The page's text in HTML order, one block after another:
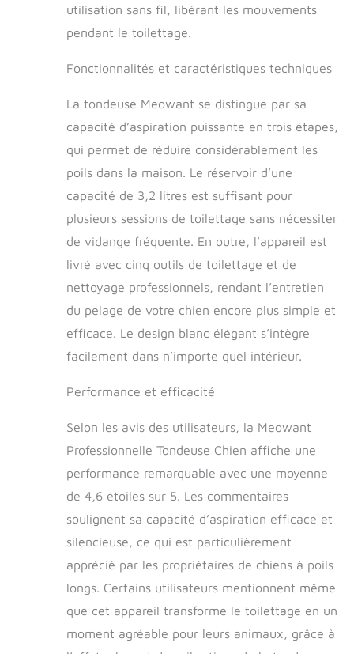
Animaux de
animaux de
Meowant comprend
outils de toilettage
professionnels pour
chiens, mais
de 3 niveaux
d'aspiration pour
poils d'animaux
errants, la
puissance
maximale est
d'environ 13 kpa et
le bruit est inférieur
à 72 dB.Rendre le
d'animaux plus
Poussière de
Grande Capacité de
3.2 L: Notre
aspirateur à poils
d'animaux Meowant
est doté d'un godet
grande capacité, qui
convient mieux aux
grands chiens avec
Et si vous avez
plusieurs chiens,
utilisation sans fil, libérant les mouvements
pendant le toilettage.
Fonctionnalités et caractéristiques techniques
La tondeuse Meowant se distingue par sa
capacité d’aspiration puissante en trois étapes,
qui permet de réduire considérablement les
poils dans la maison. Le réservoir d’une
capacité de 3,2 litres est suffisant pour
plusieurs sessions de toilettage sans nécessiter
de vidange fréquente. En outre, l’appareil est
livré avec cinq outils de toilettage et de
nettoyage professionnels, rendant l’entretien
du pelage de votre chien encore plus simple et
efficace. Le design blanc élégant s’intègre
facilement dans n’importe quel intérieur.
Performance et efficacité
Selon les avis des utilisateurs, la Meowant
Professionnelle Tondeuse Chien affiche une
performance remarquable avec une moyenne
de 4,6 étoiles sur 5. Les commentaires
soulignent sa capacité d’aspiration efficace et
silencieuse, ce qui est particulièrement
apprécié par les propriétaires de chiens à poils
longs. Certains utilisateurs mentionnent même
que cet appareil transforme le toilettage en un
moment agréable pour leurs animaux, grâce à